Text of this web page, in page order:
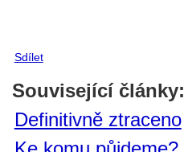
Sdílet
Související články:
Definitivně ztraceno